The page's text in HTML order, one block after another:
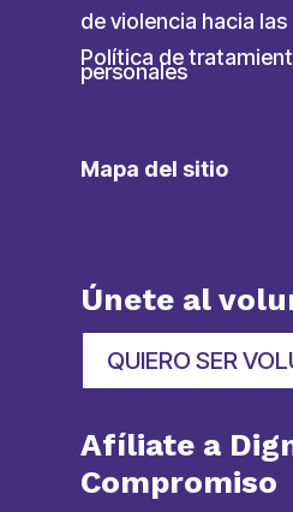
de violencia hacia las
Política de
personales
Mapa del sitio
Únete al
QUIERO SER
Afíliate a
Compromiso